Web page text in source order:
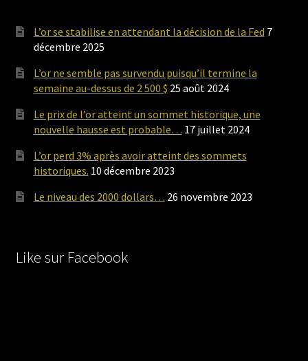
L’or se stabilise en attendant la décision de la Fed 7
décembre 2025
L’or ne semble pas survendu puisqu’il termine la
semaine au-dessus de 2 500 $ 25 août 2024
Le prix de l’or atteint un sommet historique, une
nouvelle hausse est probable… 17 juillet 2024
L’or perd 3% après avoir atteint des sommets
historiques. 10 décembre 2023
Le niveau des 2000 dollars… 26 novembre 2023
Like sur Facebook